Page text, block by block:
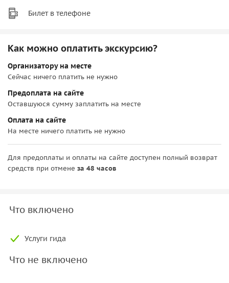
Билет в телефоне
Как можно оплатить экскурсию?
Организатору на месте
Сейчас ничего платить не нужно
Предоплата на сайте
Оставшуюся сумму заплатить на месте
Оплата на сайте
На месте ничего платить не нужно
Для предоплаты и оплаты на сайте доступен полный возврат
средств при отмене за 48 часов
Что включено
Услуги гида
Что не включено